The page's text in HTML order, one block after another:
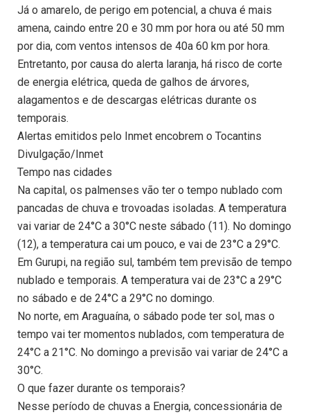
Já o amarelo, de perigo em potencial, a chuva é mais
amena, caindo entre 20 e 30 mm por hora ou até 50 mm
por dia, com ventos intensos de 40a 60 km por hora.
Entretanto, por causa do alerta laranja, há risco de corte
de energia elétrica, queda de galhos de árvores,
alagamentos e de descargas elétricas durante os
temporais.
Alertas emitidos pelo Inmet encobrem o Tocantins
Divulgação/Inmet
Tempo nas cidades
Na capital, os palmenses vão ter o tempo nublado com
pancadas de chuva e trovoadas isoladas. A temperatura
vai variar de 24°C a 30°C neste sábado (11). No domingo
(12), a temperatura cai um pouco, e vai de 23°C a 29°C.
Em Gurupi, na região sul, também tem previsão de tempo
nublado e temporais. A temperatura vai de 23°C a 29°C
no sábado e de 24°C a 29°C no domingo.
No norte, em Araguaína, o sábado pode ter sol, mas o
tempo vai ter momentos nublados, com temperatura de
24°C a 21°C. No domingo a previsão vai variar de 24°C a
30°C.
O que fazer durante os temporais?
Nesse período de chuvas a Energia, concessionária de